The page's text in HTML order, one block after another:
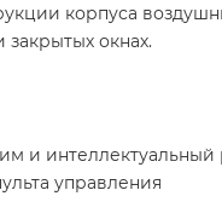
корпуса
окнах.
и
управления